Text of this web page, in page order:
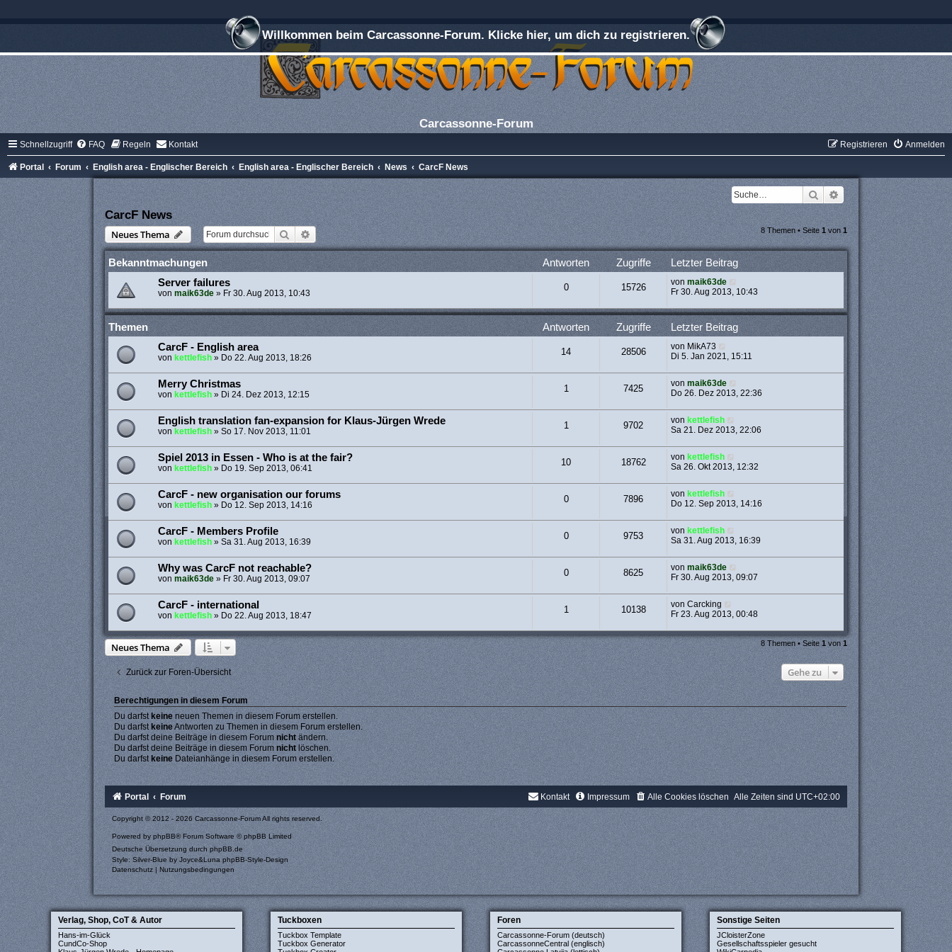
Willkommen beim Carcassonne-Forum. Klicke hier, um dich zu registrieren.
Carcassonne-Forum
Schnellzugriff FAQ Regeln Kontakt Anmelden
Registrieren
Portal Forum English area - Englischer Bereich English area - Englischer Bereich News CarcF News
Suche
Erweiterte Suche
CarcF News
Neues Thema
Suche Erweiterte Suche 8 Themen • Seite1 von1
Bekanntmachungen Antworten Zugriffe Letzter Beitrag
Server failures
von maik63de» Fr 30. Aug 2013, 10:43
0 15726 vonmaik63de
Fr 30. Aug 2013, 10:43
Themen Antworten Zugriffe Letzter Beitrag
CarcF - English area
von kettlefish» Do 22. Aug 2013, 18:26
14 28506 von MikA73
Di 5. Jan 2021, 15:11
Merry Christmas
von kettlefish» Di 24. Dez 2013, 12:15
1 7425 vonmaik63de
Do 26. Dez 2013, 22:36
English translation fan-expansion for Klaus-Jürgen Wrede
von kettlefish» So 17. Nov 2013, 11:01
1 9702 von kettlefish
Sa 21. Dez 2013, 22:06
Spiel 2013 in Essen - Who is at the fair?
von kettlefish» Do 19. Sep 2013, 06:41
10 18762 von kettlefish
Sa 26. Okt 2013, 12:32
CarcF - new organisation our forums
von kettlefish» Do 12. Sep 2013, 14:16
0 7896 von kettlefish
Do 12. Sep 2013, 14:16
CarcF - Members Profile
von kettlefish» Sa 31. Aug 2013, 16:39
0 9753 von kettlefish
Sa 31. Aug 2013, 16:39
Why was CarcF not reachable?
von maik63de» Fr 30. Aug 2013, 09:07
0 8625 vonmaik63de
Fr 30. Aug 2013, 09:07
CarcF - international
von kettlefish» Do 22. Aug 2013, 18:47
1 10138 vonCarcking
Fr 23. Aug 2013, 00:48
Neues Thema 8 Themen • Seite1 von1
Zurück zur Foren-Übersicht Gehe zu
Berechtigungen in diesem Forum
Du darfst keineneuen Themen in diesem Forum erstellen.
Du darfst keineAntworten zu Themen in diesem Forum erstellen.
Du darfst deine Beiträge in diesem Forum nichtändern.
Du darfst deine Beiträge in diesem Forum nichtlöschen.
Du darfst keineDateianhänge in diesem Forum erstellen.
Portal Forum Alle Zeiten sind UTC+02:00
Alle Cookies löschen
Impressum
Kontakt
Copyright © 2012 - 2026 Carcassonne-Forum All rights reserved.
Powered byphpBB® Forum Software © phpBB Limited
Deutsche Übersetzung durch phpBB.de
Style: Silver-Blue by Joyce&Luna phpBB-Style-Design
Datenschutz |Nutzungsbedingungen
Verlag, Shop, CoT & Autor
Hans-im-Glück
CundCo-Shop
Tuckboxen
Tuckbox Template
Tuckbox Generator
Foren
Carcassonne-Forum (deutsch)
CarcassonneCentral (englisch)
Sonstige Seiten
JCloisterZone
Gesellschaftsspieler gesucht